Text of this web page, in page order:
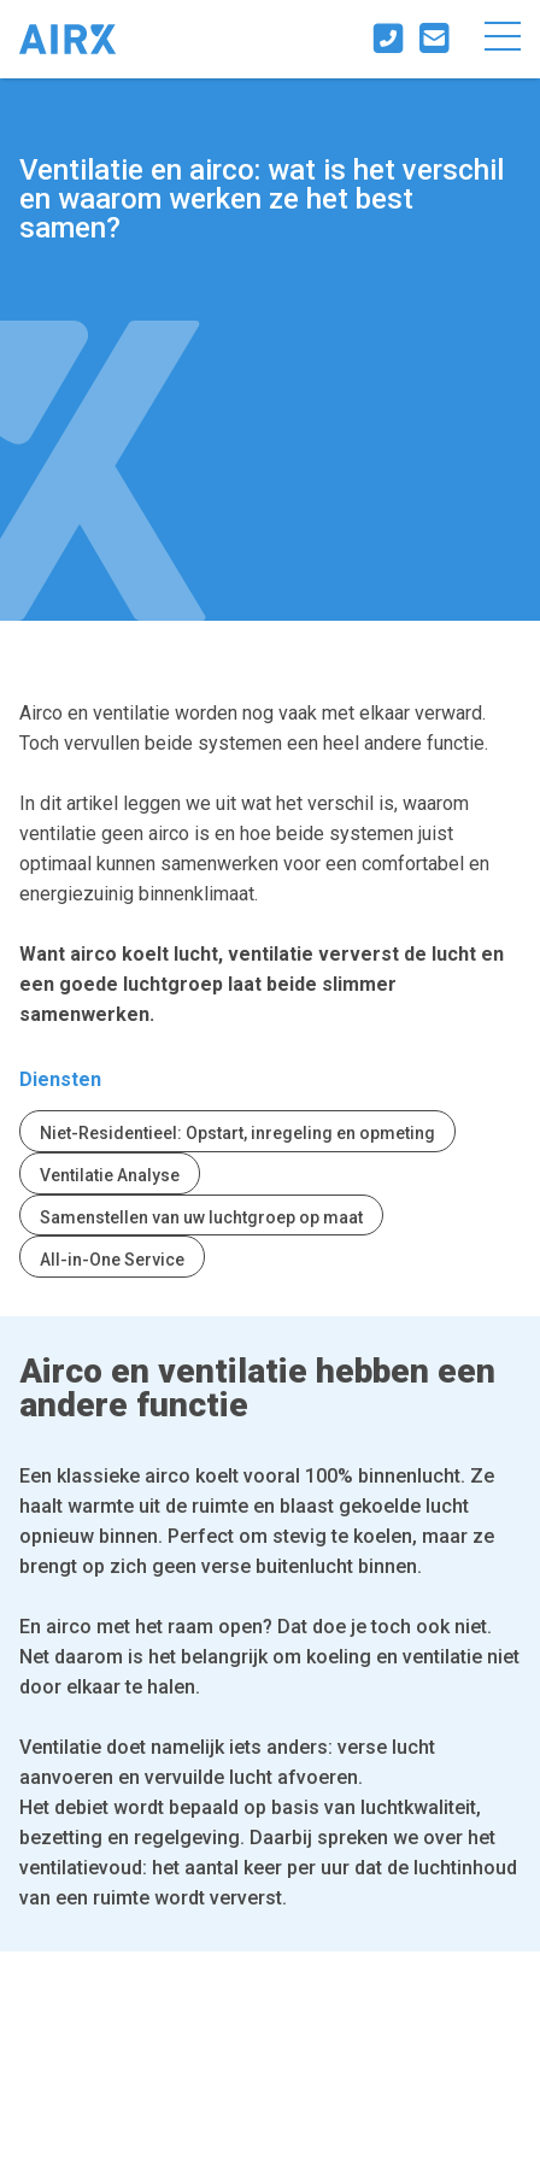
Ventilatie en airco: wat is het verschil
en waarom werken ze het best
samen?
Diensten
Niet-Residentieel: Opstart, inregeling en opmeting
Ventilatie Analyse
Samenstellen van uw luchtgroep op maat
All-in-One Service
Airco en ventilatie worden nog vaak met elkaar verward.
Toch vervullen beide systemen een heel andere functie.
In dit artikel leggen we uit wat het verschil is, waarom
ventilatie geen airco is en hoe beide systemen juist
optimaal kunnen samenwerken voor een comfortabel en
energiezuinig binnenklimaat.
Want airco koelt lucht, ventilatie ververst de lucht en
een goede luchtgroep laat beide slimmer
samenwerken.
Airco en ventilatie hebben een
andere functie
Een klassieke airco koelt vooral 100% binnenlucht. Ze
haalt warmte uit de ruimte en blaast gekoelde lucht
opnieuw binnen. Perfect om stevig te koelen, maar ze
brengt op zich geen verse buitenlucht binnen.
En airco met het raam open? Dat doe je toch ook niet.
Net daarom is het belangrijk om koeling en ventilatie niet
door elkaar te halen.
Ventilatie doet namelijk iets anders: verse lucht
aanvoeren en vervuilde lucht afvoeren.
Het debiet wordt bepaald op basis van luchtkwaliteit,
bezetting en regelgeving. Daarbij spreken we over het
ventilatievoud: het aantal keer per uur dat de luchtinhoud
van een ruimte wordt ververst.